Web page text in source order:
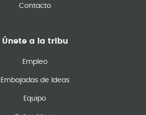
Contacto
Únete a la tribu
Empleo
Embajadas de Ideas
Equipo